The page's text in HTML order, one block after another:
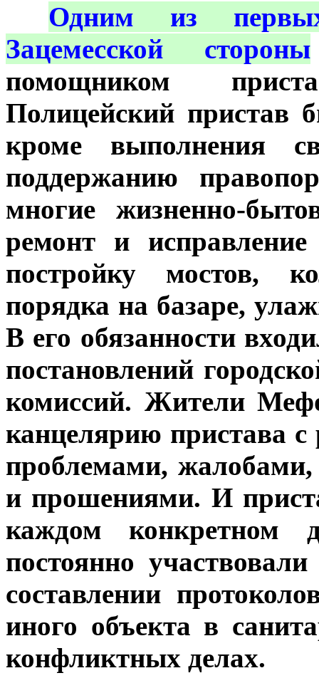
Одним из первых
Зацемесской стороны
помощником
Полицейский пристав
кроме выполнения
поддержанию
многие жизненно-
ремонт и
постройку мостов,
порядка на базаре,
В его обязанности
постановлений
комиссий. Жители
канцелярию пристава
проблемами, жалобами,
и прошениями. И
каждом конкретном
постоянно
составлении
иного объекта в
конфликтных делах.